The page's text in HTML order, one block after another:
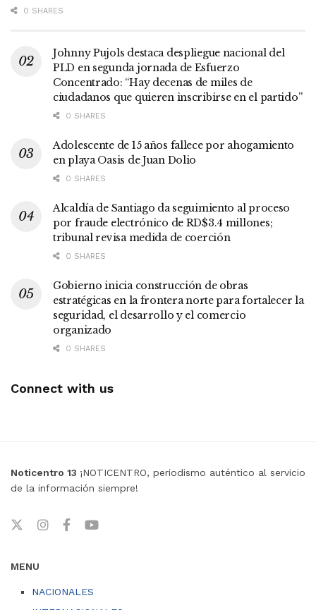
0 SHARES
Johnny Pujols destaca despliegue nacional del
PLD en segunda jornada de Esfuerzo
Concentrado: “Hay decenas de miles de
ciudadanos que quieren inscribirse en el partido”
0 SHARES
Adolescente de 15 años fallece por ahogamiento
en playa Oasis de Juan Dolio
0 SHARES
Alcaldía de Santiago da seguimiento al proceso
por fraude electrónico de RD$3.4 millones;
tribunal revisa medida de coerción
0 SHARES
Gobierno inicia construcción de obras
estratégicas en la frontera norte para fortalecer la
seguridad, el desarrollo y el comercio
organizado
0 SHARES
Connect with us
Noticentro 13 ¡NOTICENTRO, periodismo auténtico al servicio
de la información siempre!
MENU
NACIONALES